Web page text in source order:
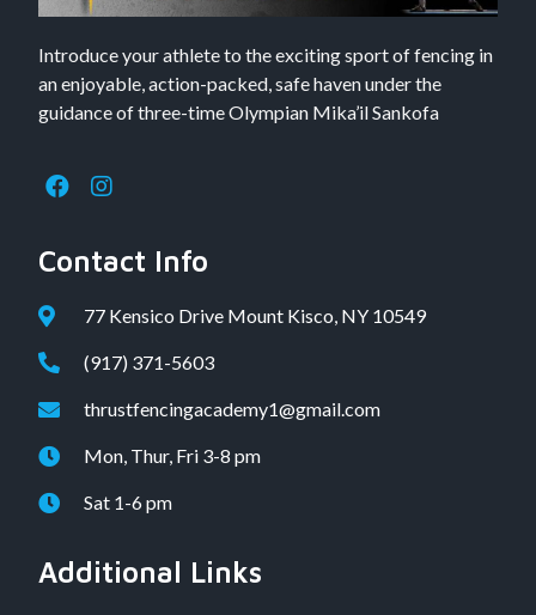
Introduce your athlete to the exciting sport of fencing in
an enjoyable, action-packed, safe haven under the
guidance of three-time Olympian Mika’il Sankofa
Contact Info
77 Kensico Drive Mount Kisco, NY 10549
(917) 371-5603
thrustfencingacademy1@gmail.com
Mon, Thur, Fri 3-8 pm
Sat 1-6 pm
Additional Links